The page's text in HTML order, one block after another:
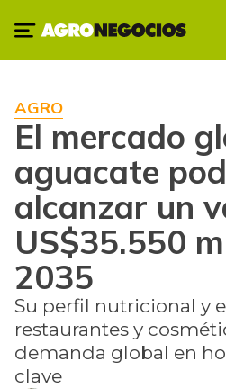
AGRO
El mercado
aguacate
alcanzar un
US$35.550
2035
Su perfil nutricional y
restaurantes y
demanda global en
clave